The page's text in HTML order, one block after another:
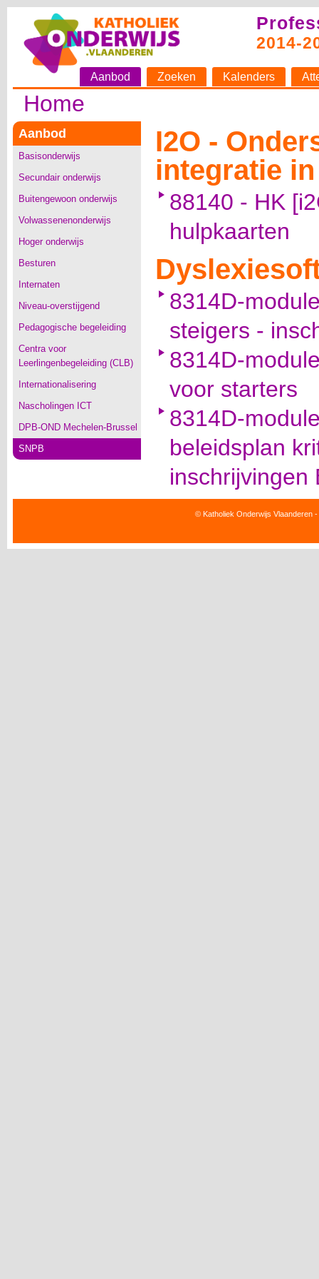
2014-
Aanbod Zoeken Kalenders
Home
Aanbod
Basisonderwijs
Secundair onderwijs
Buitengewoon onderwijs
Volwassenenonderwijs
Hoger onderwijs
Besturen
Internaten
Niveau-overstijgend
Pedagogische begeleiding
Centra voor
Leerlingenbegeleiding (CLB)
Internationalisering
Nascholingen ICT
DPB-OND Mechelen-Brussel
SNPB
I2O -
integratie
88140 - HK
hulpkaarten
8314D-
steigers -
8314D-
voor starters
8314D-
beleidsplan
inschrijvingen
© Katholiek Onderwijs Vlaanderen